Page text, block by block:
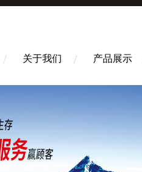
关于我们 产品展示